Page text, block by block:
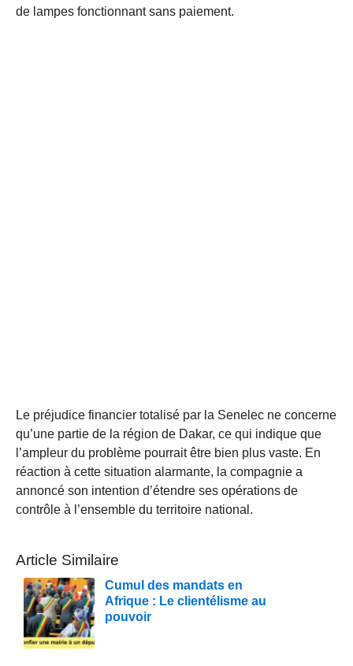
de lampes fonctionnant sans paiement.
Le préjudice financier totalisé par la Senelec ne concerne
qu’une partie de la région de Dakar, ce qui indique que
l’ampleur du problème pourrait être bien plus vaste. En
réaction à cette situation alarmante, la compagnie a
annoncé son intention d’étendre ses opérations de
contrôle à l’ensemble du territoire national.
Article Similaire
Cumul des mandats en
Afrique : Le clientélisme au
pouvoir